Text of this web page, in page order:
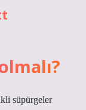
süpürgeler